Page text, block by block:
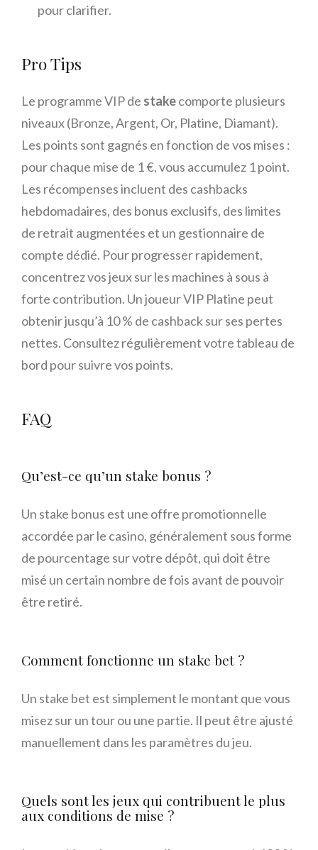
pour clarifier.
Pro Tips
Le programme VIP de stakecomporte plusieurs
niveaux (Bronze, Argent, Or, Platine, Diamant).
Les points sont gagnés en fonction de vos mises :
pour chaque mise de 1 €, vous accumulez 1 point.
Les récompenses incluent des cashbacks
hebdomadaires, des bonus exclusifs, des limites
de retrait augmentées et un gestionnaire de
compte dédié. Pour progresser rapidement,
concentrez vos jeux sur les machines à sous à
forte contribution. Un joueur VIP Platine peut
obtenir jusqu’à 10 % de cashback sur ses pertes
nettes. Consultez régulièrement votre tableau de
bord pour suivre vos points.
FAQ
Qu’est-ce qu’un stake bonus ?
Un stake bonus est une offre promotionnelle
accordée par le casino, généralement sous forme
de pourcentage sur votre dépôt, qui doit être
misé un certain nombre de fois avant de pouvoir
être retiré.
Comment fonctionne un stake bet ?
Un stake bet est simplement le montant que vous
misez sur un tour ou une partie. Il peut être ajusté
manuellement dans les paramètres du jeu.
Quels sont les jeux qui contribuent le plus
aux conditions de mise ?